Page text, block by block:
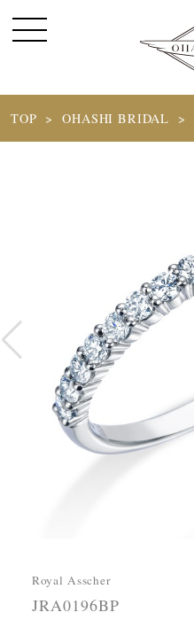
TOP OHASHI BRIDAL
Royal Asscher
JRA0196BP